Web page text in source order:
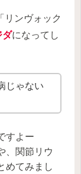
ンヴォック
ダになってし
じゃない
すよー
、関節リウ
めてみまし